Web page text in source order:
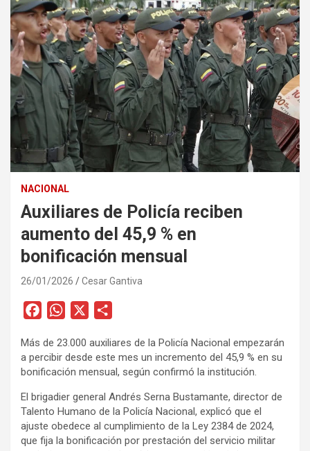
NACIONAL
Auxiliares de Policía reciben
aumento del 45,9 % en
bonificación mensual
26/01/2026 Cesar Gantiva
c
e
o
o
k
W
a
t
A
p
p
m
p
r
t
i
Más de 23.000 auxiliares de la Policía Nacional empezarán
a percibir desde este mes un incremento del 45,9 % en su
bonificación mensual, según confirmó la institución.
El brigadier general Andrés Serna Bustamante, director de
Talento Humano de la Policía Nacional, explicó que el
ajuste obedece al cumplimiento de la Ley 2384 de 2024,
que fija la bonificación por prestación del servicio militar